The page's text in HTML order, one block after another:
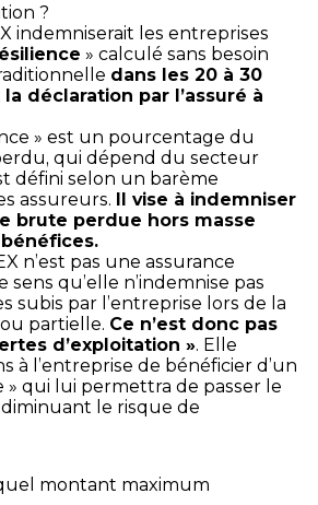
?
indemniserait les entreprises
» calculé sans besoin
dans les 20 à 30
déclaration par l’assuré à
» est un pourcentage du
qui dépend du secteur
défini selon un barème
assureurs. Il vise à indemniser
brute perdue hors masse
n’est pas une assurance
qu’elle n’indemnise pas
subis par l’entreprise lors de la
partielle. Ce n’est donc pas
d’exploitation ». Elle
à l’entreprise de bénéficier d’un
» qui lui permettra de passer le
le risque de
montant maximum